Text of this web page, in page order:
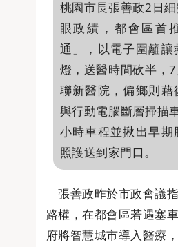
桃園市長張善政2日
眼政績，都會區首
通」，以電子圍籬讓
燈，送醫時間砍半，
聯新醫院，偏鄉則藉
與行動電腦斷層掃描
小時車程並揪出早期
照護送到家門口。
張善政昨於市政會議
路權，在都會區若遇塞
府將智慧城市導入醫療